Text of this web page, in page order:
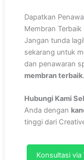
Dapatkan
Membran Terbaik
Jangan tunda
sekarang untuk
dan penawaran
membran terbaik.
Hubungi Kami
Anda dengan
tinggi dari
Konsultasi